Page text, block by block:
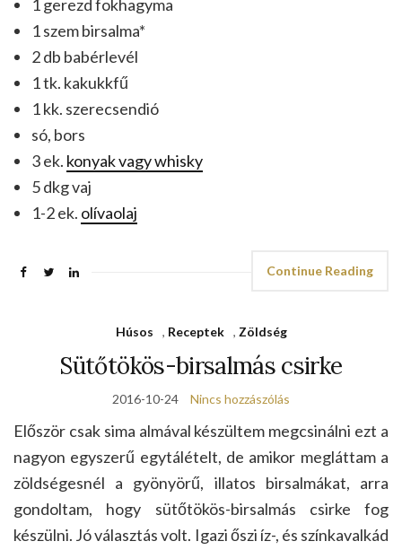
1 gerezd fokhagyma
1 szem birsalma*
2 db babérlevél
1 tk. kakukkfű
1 kk. szerecsendió
só, bors
3 ek. konyak vagy whisky
5 dkg vaj
1-2 ek. olívaolaj
Continue Reading
Húsos , Receptek , Zöldség
Sütőtökös-birsalmás csirke
2016-10-24 Nincs hozzászólás
Először csak sima almával készültem megcsinálni ezt a
nagyon egyszerű egytálételt, de amikor megláttam a
zöldségesnél a gyönyörű, illatos birsalmákat, arra
gondoltam, hogy sütőtökös-birsalmás csirke fog
készülni. Jó választás volt. Igazi őszi íz-, és színkavalkád